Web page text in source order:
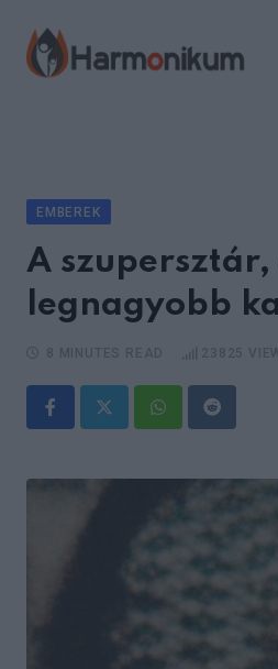
content
EMBEREK
A
legnagyobb
WhatsappReddit